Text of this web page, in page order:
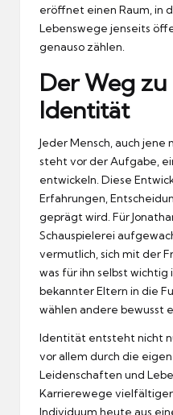
eröffnet einen Raum, in
Lebenswege jenseits
genauso zählen.
Der Weg
Identität
Jeder Mensch, auch
steht vor der Aufgabe,
entwickeln. Diese
Erfahrungen,
geprägt wird. Für
Schauspielerei
vermutlich, sich mit der
was für ihn selbst wichtig
bekannter Eltern in die
wählen andere bewusst
Identität entsteht nicht
vor allem durch die
Leidenschaften und
Karrierewege vielfältiger
Individuum heute aus